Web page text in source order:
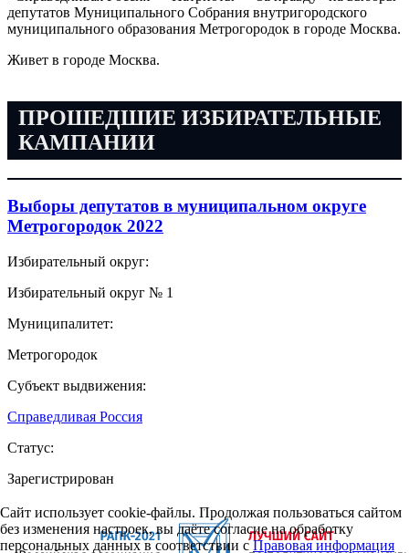
депутатов Муниципального Собрания внутригородского
муниципального образования Метрогородок в городе Москва.
Живет в городе Москва.
ПРОШЕДШИЕ ИЗБИРАТЕЛЬНЫЕ
КАМПАНИИ
Выборы депутатов в муниципальном округе
Метрогородок 2022
Избирательный округ:
Избирательный округ № 1
Муниципалитет:
Метрогородок
Субъект выдвижения:
Справедливая Россия
Статус:
Зарегистрирован
Сайт использует cookie-файлы. Продолжая пользоваться сайтом
без изменения настроек, вы даёте согласие на обработку
персональных данных в соответствии сПравовая информация